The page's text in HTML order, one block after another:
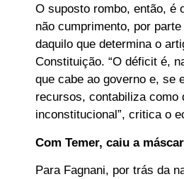
O suposto rombo, então, é
não cumprimento, por
daquilo que determina o
Constituição. “O déficit é,
que cabe ao governo e, se
recursos, contabiliza como
inconstitucional”, critica o
Com Temer, caiu a
Para Fagnani, por trás da